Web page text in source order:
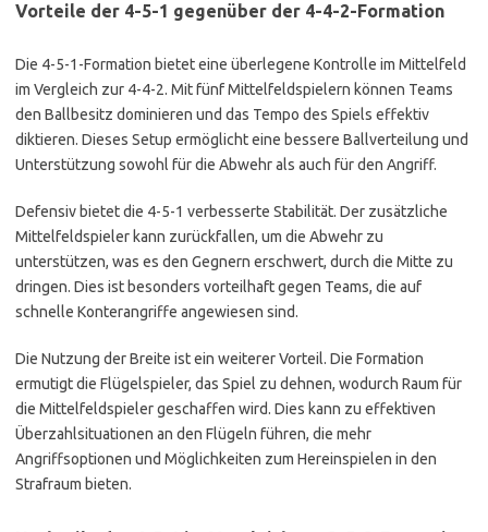
Vorteile der 4-5-1 gegenüber der 4-4-2-Formation
Die 4-5-1-Formation bietet eine überlegene Kontrolle im Mittelfeld
im Vergleich zur 4-4-2. Mit fünf Mittelfeldspielern können Teams
den Ballbesitz dominieren und das Tempo des Spiels effektiv
diktieren. Dieses Setup ermöglicht eine bessere Ballverteilung und
Unterstützung sowohl für die Abwehr als auch für den Angriff.
Defensiv bietet die 4-5-1 verbesserte Stabilität. Der zusätzliche
Mittelfeldspieler kann zurückfallen, um die Abwehr zu
unterstützen, was es den Gegnern erschwert, durch die Mitte zu
dringen. Dies ist besonders vorteilhaft gegen Teams, die auf
schnelle Konterangriffe angewiesen sind.
Die Nutzung der Breite ist ein weiterer Vorteil. Die Formation
ermutigt die Flügelspieler, das Spiel zu dehnen, wodurch Raum für
die Mittelfeldspieler geschaffen wird. Dies kann zu effektiven
Überzahlsituationen an den Flügeln führen, die mehr
Angriffsoptionen und Möglichkeiten zum Hereinspielen in den
Strafraum bieten.